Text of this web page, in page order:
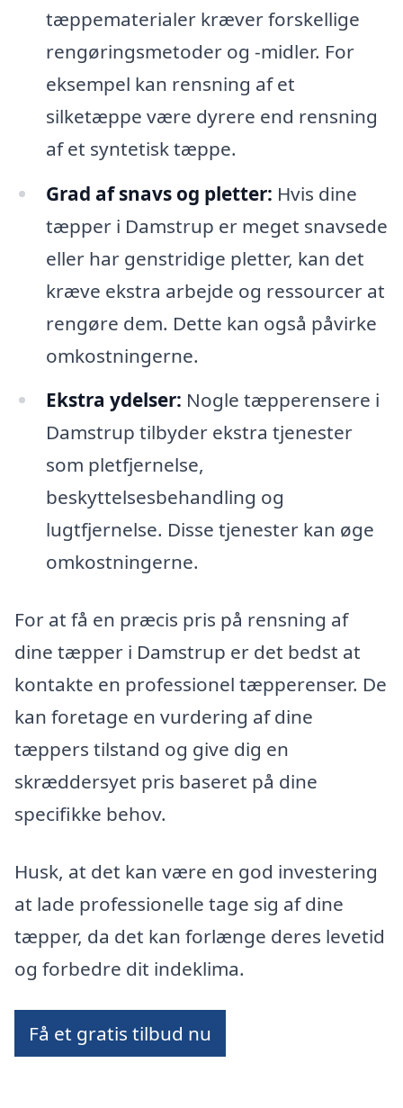
tæppematerialer kræver forskellige
rengøringsmetoder og -midler. For
eksempel kan rensning af et
silketæppe være dyrere end rensning
af et syntetisk tæppe.
Grad af snavs og pletter: Hvis dine
tæpper i Damstrup er meget snavsede
eller har genstridige pletter, kan det
kræve ekstra arbejde og ressourcer at
rengøre dem. Dette kan også påvirke
omkostningerne.
Ekstra ydelser: Nogle tæpperensere i
Damstrup tilbyder ekstra tjenester
som pletfjernelse,
beskyttelsesbehandling og
lugtfjernelse. Disse tjenester kan øge
omkostningerne.
For at få en præcis pris på rensning af
dine tæpper i Damstrup er det bedst at
kontakte en professionel tæpperenser. De
kan foretage en vurdering af dine
tæppers tilstand og give dig en
skræddersyet pris baseret på dine
specifikke behov.
Husk, at det kan være en god investering
at lade professionelle tage sig af dine
tæpper, da det kan forlænge deres levetid
og forbedre dit indeklima.
Få et gratis tilbud nu